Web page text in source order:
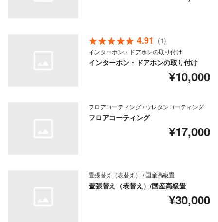
4.91 (1)
インターホン・ドアホンの取り付け
インターホン・ドアホンの取り付け
¥10,000
フロアコーティング / ウレタンコーティング
フロアコーティング
¥17,000
畳張替え（表替え） / 国産高級畳
畳張替え（表替え）/国産高級畳
¥30,000